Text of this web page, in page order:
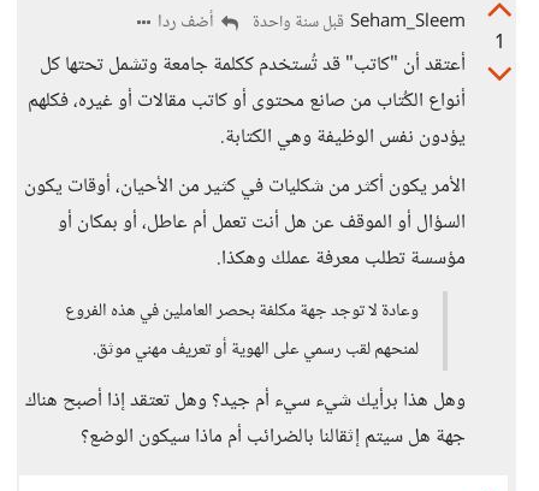
1
Seham_Sleem قبل سنة واحدة أضف ردا
أعتقد أن "كاتب" قد تُستخدم ككلمة جامعة وتشمل تحتها كل
أنواع الكُتاب من صانع محتوى أو كاتب مقالات أو غيره، فكلهم
يؤدون نفس الوظيفة وهي الكتابة.
الأمر يكون أكثر من شكليات في كثير من الأحيان، أوقات يكون
السؤال أو الموقف عن هل أنت تعمل أم عاطل، أو بمكان أو
مؤسسة تطلب معرفة عملك وهكذا.
وعادة لا توجد جهة مكلفة بحصر العاملين في هذه الفروع
لمنحهم لقب رسمي على الهوية أو تعريف مهني موثق.
وهل هذا برأيك شيء سيء أم جيد؟ وهل تعتقد إذا أصبح هناك
جهة هل سيتم إثقالنا بالضرائب أم ماذا سيكون الوضع؟